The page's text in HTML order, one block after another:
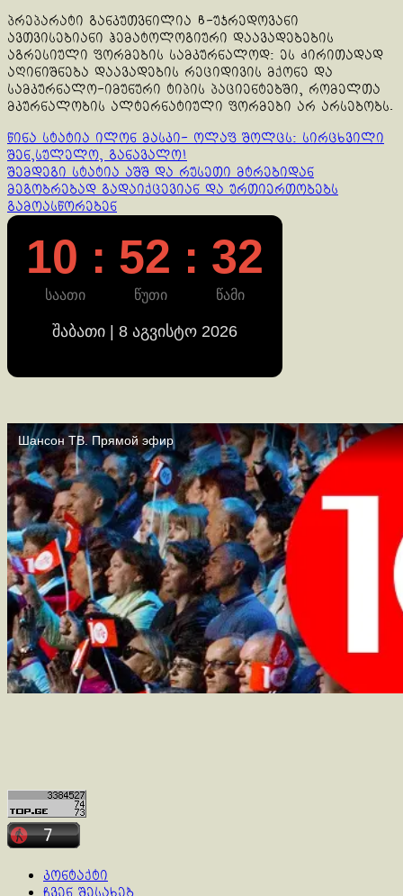
პრეპარატი განკუთვნილია B-უჯრედოვანი
ავთვისებიანი ჰემატოლოგიური დაავადებების
აგრესიული ფორმების სამკურნალოდ: ეს ძირითადად
აღინიშნება დაავადების რეციდივის მქონე და
სამკურნალო-იმუნური ტიპის პაციენტებში, რომელთა
მკურნალობის ალტერნატიული ფორმები არ არსებობს.
Continue
Reading
წინა სტატია ილონ მასკი- ოლაფ შოლცს: სირცხვილი
შენ,სულელო, განავალო!
შემდეგი სტატია აშშ და რუსეთი მტრებიდან
მეგობრებად გადაიქცევიან და ურთიერთობებს
გამოასწორებენ
10 : 52 : 32
საათი წუთი წამი
შაბათი | 8 აგვისტო 2026
კონტაქტი